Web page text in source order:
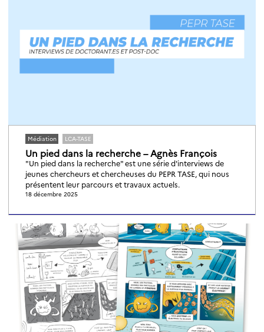
Médiation LCA-TASE
Un pied dans la recherche – Agnès François
"Un pied dans la recherche" est une série d'interviews de
jeunes chercheurs et chercheuses du PEPR TASE, qui nous
présentent leur parcours et travaux actuels.
18 décembre 2025